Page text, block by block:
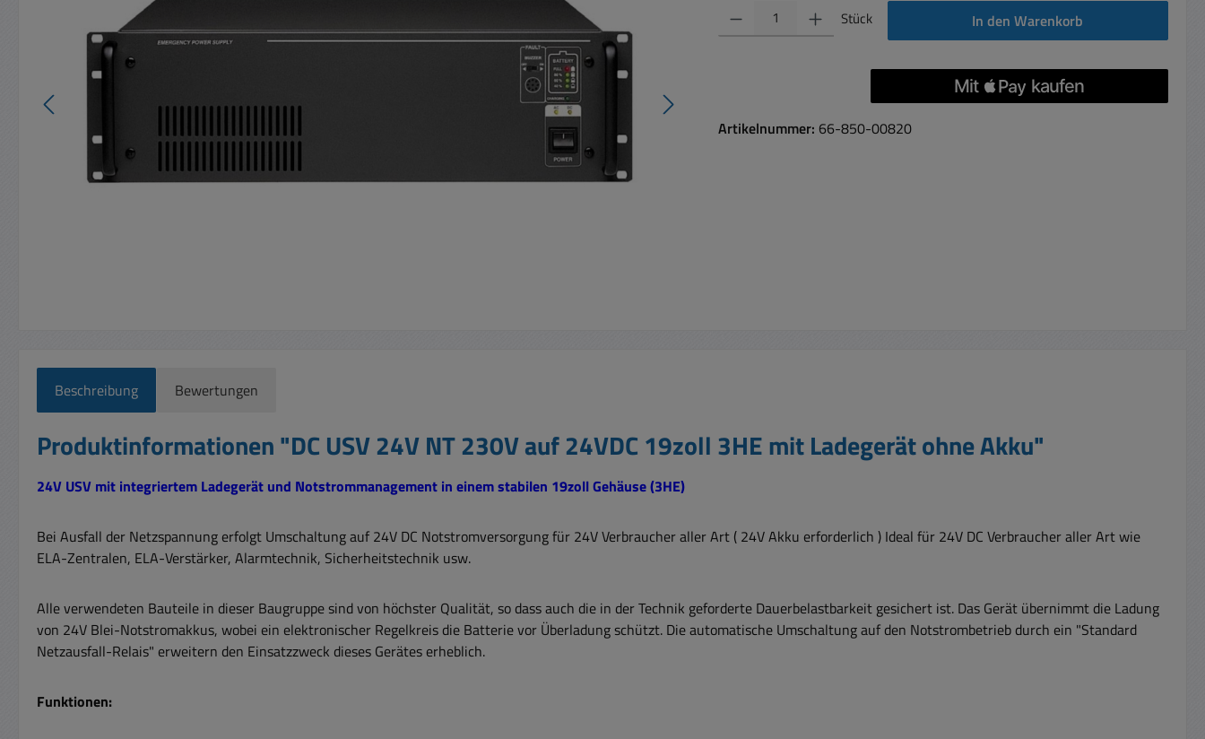
Produkt Anzahl: Gib den gewünschten Wert ein oder benutze die Schaltflächen um die
Stück In den Warenkorb
Artikelnummer: 66-850-00820
Beschreibung Bewertungen
Produktinformationen "DC USV 24V NT 230V auf 24VDC 19zoll 3HE mit Ladegerät ohne Akku"
24V USV mit integriertem Ladegerät und Notstrommanagement in einem stabilen 19zoll Gehäuse (3HE)
Bei Ausfall der Netzspannung erfolgt Umschaltung auf 24V DC Notstromversorgung für 24V Verbraucher aller Art ( 24V Akku erforderlich ) Ideal für 24V DC Verbraucher aller Art wie
ELA-Zentralen, ELA-Verstärker, Alarmtechnik, Sicherheitstechnik usw.
Alle verwendeten Bauteile in dieser Baugruppe sind von höchster Qualität, so dass auch die in der Technik geforderte Dauerbelastbarkeit gesichert ist. Das Gerät übernimmt die Ladung
von 24V Blei-Notstromakkus, wobei ein elektronischer Regelkreis die Batterie vor Überladung schützt. Die automatische Umschaltung auf den Notstrombetrieb durch ein "Standard
Netzausfall-Relais" erweitern den Einsatzzweck dieses Gerätes erheblich.
Funktionen: